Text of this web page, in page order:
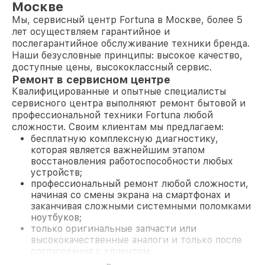
Москве
Мы, сервисный центр Fortuna в Москве, более 5
лет осуществляем гарантийное и
послегарантийное обслуживание техники бренда.
Наши безусловные принципы: высокое качество,
доступные цены, высококлассный сервис.
Ремонт в сервисном центре
Квалифицированные и опытные специалисты
сервисного центра выполняют ремонт бытовой и
профессиональной техники Fortuna любой
сложности. Своим клиентам мы предлагаем:
бесплатную комплексную диагностику,
которая является важнейшим этапом
восстановления работоспособности любых
устройств;
профессиональный ремонт любой сложности,
начиная со смены экрана на смартфонах и
заканчивая сложными системными поломками
ноутбуков;
только оригинальные запчасти или
высококачественные аналоги и только после
согласования с клиентом.
На все работы и замененные комплектующие